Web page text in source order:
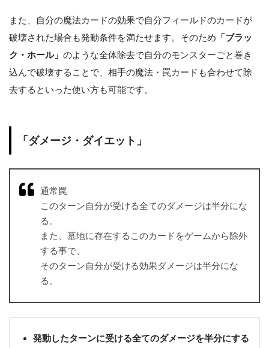
また、自分の魔法カードの効果で自分フィールドのカードが
破壊された場合も発動条件を満たせます。そのため 「ブラッ
ク・ホール」 のような全体除去で自分のモンスターごと巻き
込んで破壊することで、相手の魔法・罠カードも合わせて除
去するといった使い方も可能です。
「ダメージ・ダイエット」
通常罠
このターン自分が受ける全てのダメージは半分にな
る。
また、墓地に存在するこのカードをゲームから除外
する事で、
そのターン自分が受ける効果ダメージは半分にな
る。
発動したターンに受ける全てのダメージを半分にする